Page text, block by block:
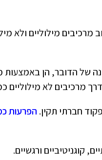
מילוליים ולא
של הדובר, הן באמצעות
מרכיבים לא מילוליים
חברתי תקין.
קוגניטיביים ורגשיים.